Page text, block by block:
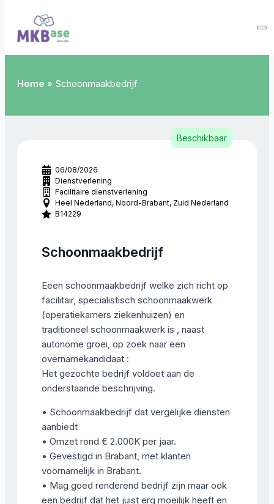
Home » Schoonmaakbedrijf
06/08/2026
Dienstverlening
Facilitaire dienstverlening
Heel Nederland Noord-Brabant Zuid Nederland
B14229
Schoonmaakbedrijf
Eeen schoonmaakbedrijf welke zich richt op
facilitair, specialistisch schoonmaakwerk
(operatiekamers ziekenhuizen) en
traditioneel schoonmaakwerk is , naast
autonome groei, op zoek naar een
overnamekandidaat :
Het gezochte bedrijf voldoet aan de
onderstaande beschrijving.
• Schoonmaakbedrijf dat vergelijke diensten
aanbiedt
• Omzet rond € 2.000K per jaar.
• Gevestigd in Brabant, met klanten
voornamelijk in Brabant.
• Mag goed renderend bedrijf zijn maar ook
een bedrijf dat het juist erg moeilijk heeft en
Beschikbaar